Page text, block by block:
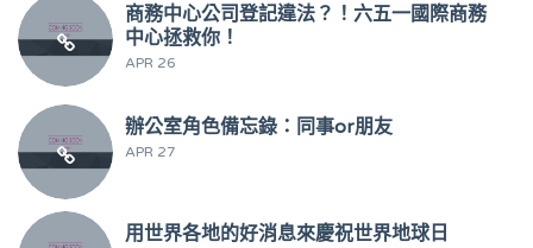
商務中心公司登記違法？！六五一國際商務
中心拯救你！
APR 26
辦公室角色備忘錄：同事or朋友
APR 27
用世界各地的好消息來慶祝世界地球日